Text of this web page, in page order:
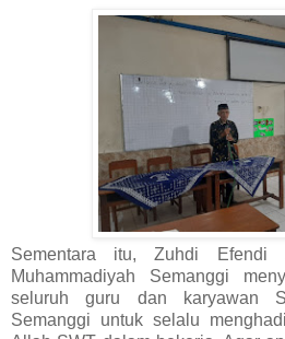
Sementara itu, Zuhdi Efendi
Muhammadiyah Semanggi
seluruh guru dan karyawan
Semanggi untuk selalu